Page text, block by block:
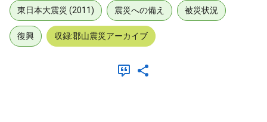
東日本大震災 (2011) 震災への備え 被災状況
復興 収録:郡山震災アーカイブ